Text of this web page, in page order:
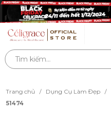
Trang chủ / Dụng Cụ Làm Đẹp /
51474